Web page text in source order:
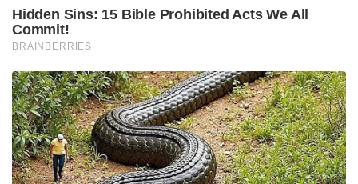
Hidden Sins: 15 Bible Prohibited Acts We All
Commit!
BRAINBERRIES